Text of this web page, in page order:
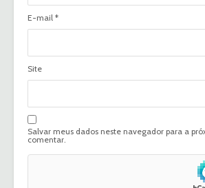
E-mail *
Site
Salvar meus dados neste navegador para a
comentar.